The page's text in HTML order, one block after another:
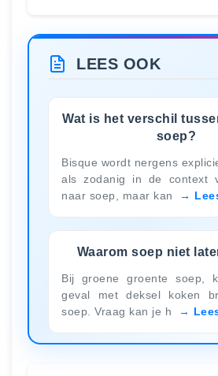
LEES OOK
Wat is het verschil
soep?
Bisque wordt nergens
als zodanig in de context
naar soep, maar kan
Waarom soep niet
Bij groene groente soep,
geval met deksel koken
soep. Vraag kan je h